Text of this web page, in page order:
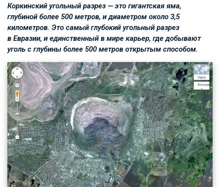
Коркинский угольный разрез — это гигантская яма,
глубиной более 500 метров, и диаметром около 3,5
километров. Это самый глубокий угольный разрез
в Евразии, и единственный в мире карьер, где добывают
уголь с глубины более 500 метров открытым способом.